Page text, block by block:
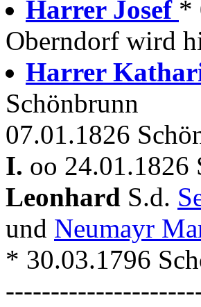
Harrer Josef *
Oberndorf wird
Harrer
Schönbrunn
07.01.1826
I. oo 24.01.1826
Leonhard S.d.
und Neumayr
* 30.03.1796